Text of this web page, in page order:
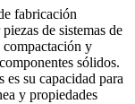
fabricación
de sistemas de
y
sólidos.
su capacidad para
y propiedades